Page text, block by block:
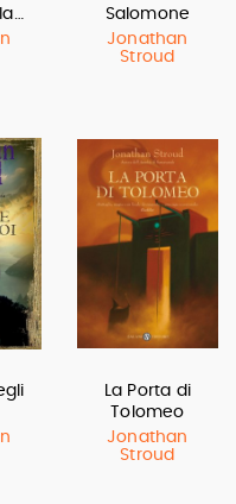
Salomone
Jonathan
Stroud
La Porta di
Tolomeo
Jonathan
Stroud